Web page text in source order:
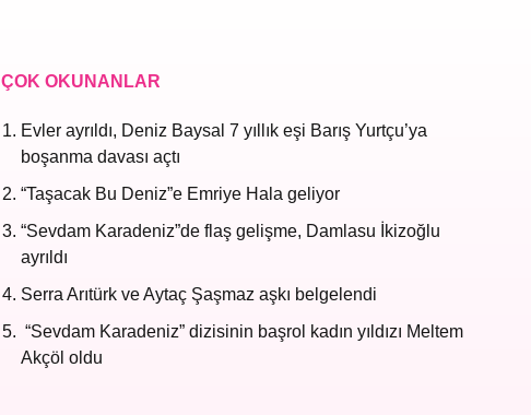
ÇOK OKUNANLAR
Evler ayrıldı, Deniz Baysal 7 yıllık eşi Barış Yurtçu’ya
boşanma davası açtı
“Taşacak Bu Deniz”e Emriye Hala geliyor
“Sevdam Karadeniz”de flaş gelişme, Damlasu İkizoğlu
ayrıldı
Serra Arıtürk ve Aytaç Şaşmaz aşkı belgelendi
“Sevdam Karadeniz” dizisinin başrol kadın yıldızı Meltem
Akçöl oldu